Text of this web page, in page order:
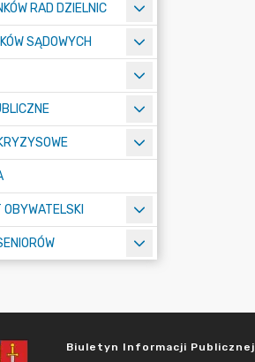
RAD DZIELNIC
SĄDOWYCH
Biuletyn Informacji Publicznej